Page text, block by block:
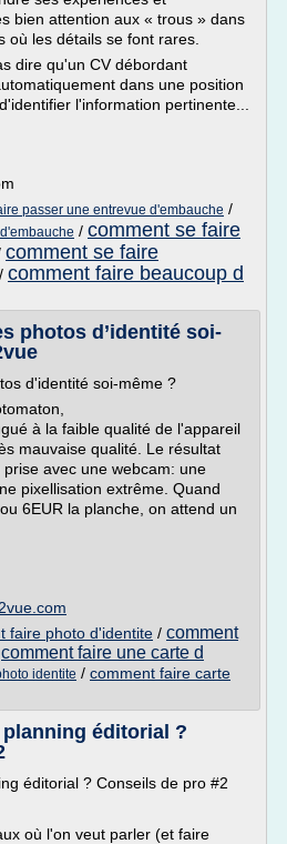
bien attention aux « trous » dans
où les détails se font rares.
dire qu'un CV débordant
dans une position
l'information pertinente...
passer une entrevue d'embauche /
/ comment se faire
comment se faire
/ comment faire beaucoup d
photos d’identité soi-
d'identité soi-même ?
à la faible qualité de l'appareil
mauvaise qualité. Le résultat
avec une webcam: une
pixellisation extrême. Quand
6EUR la planche, on attend un
faire photo d'identite / comment
comment faire une carte d
identite / comment faire carte
éditorial ?
éditorial ? Conseils de pro #2
où l'on veut parler (et faire